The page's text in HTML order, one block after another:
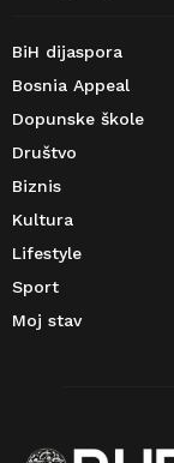
BiH dijaspora
Bosnia Appeal
Dopunske škole
Društvo
Biznis
Kultura
Lifestyle
Sport
Moj stav